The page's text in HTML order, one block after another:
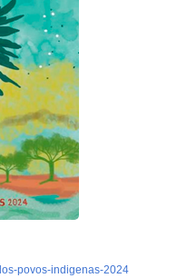
povos-indigenas-2024